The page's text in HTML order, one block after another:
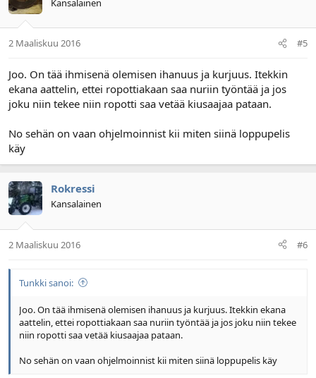
2 Maaliskuu 2016 #5
Joo. On tää ihmisenä olemisen ihanuus ja kurjuus. Itekkin
ekana aattelin, ettei ropottiakaan saa nuriin työntää ja jos
joku niin tekee niin ropotti saa vetää kiusaajaa pataan.
No sehän on vaan ohjelmoinnist kii miten siinä loppupelis
käy
Rokressi
Kansalainen
2 Maaliskuu 2016 #6
Tunkki sanoi:
Joo. On tää ihmisenä olemisen ihanuus ja kurjuus. Itekkin ekana
aattelin, ettei ropottiakaan saa nuriin työntää ja jos joku niin tekee
niin ropotti saa vetää kiusaajaa pataan.
No sehän on vaan ohjelmoinnist kii miten siinä loppupelis käy